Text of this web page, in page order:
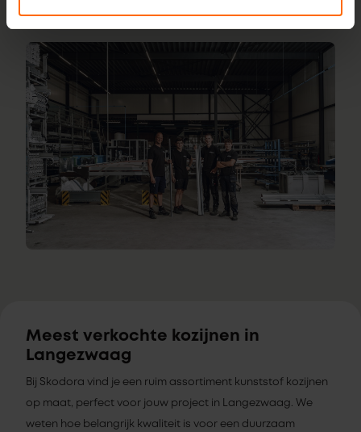
Meest verkochte kozijnen in
Langezwaag
Bij Skodora vind je een ruim assortiment kunststof kozijnen
op maat, perfect voor jouw project in Langezwaag. We
weten hoe belangrijk kwaliteit is voor een duurzaam